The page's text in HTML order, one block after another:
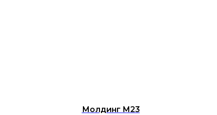
Молдинг М23